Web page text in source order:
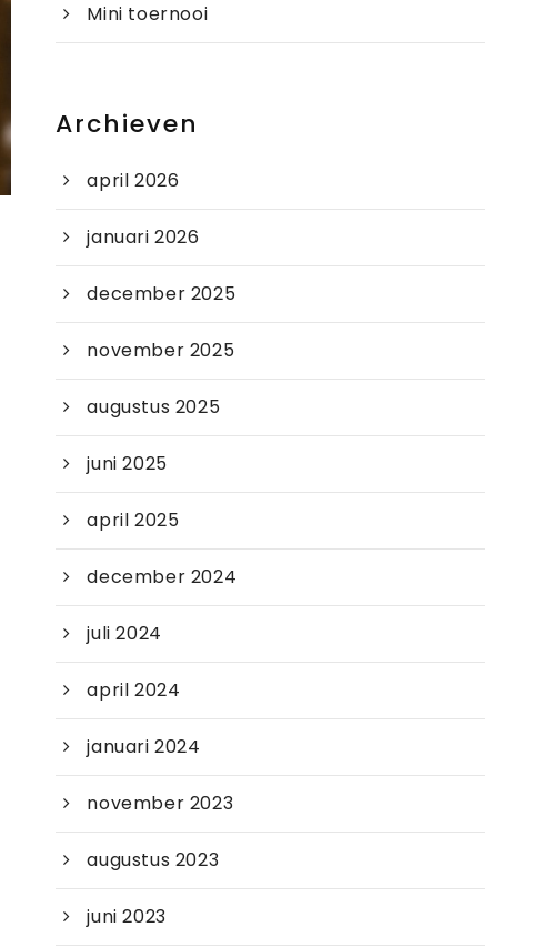
Mini toernooi
Archieven
april 2026
januari 2026
december 2025
november 2025
augustus 2025
juni 2025
april 2025
december 2024
juli 2024
april 2024
januari 2024
november 2023
augustus 2023
juni 2023